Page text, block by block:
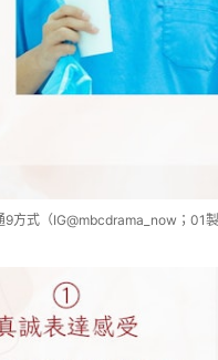
9方式（IG@mbcdrama_now；01